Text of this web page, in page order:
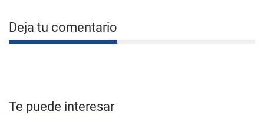
Deja tu comentario
Te puede interesar